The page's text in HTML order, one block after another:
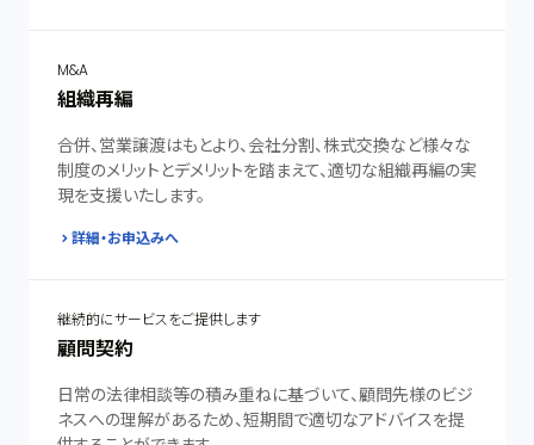
M&A
組織再編
合併、営業譲渡はもとより、会社分割、株式交換など様々な
制度のメリットとデメリットを踏まえて、適切な組織再編の実
現を支援いたします。
詳細・お申込みへ
継続的にサービスをご提供します
顧問契約
日常の法律相談等の積み重ねに基づいて、顧問先様のビジ
ネスへの理解があるため、短期間で適切なアドバイスを提